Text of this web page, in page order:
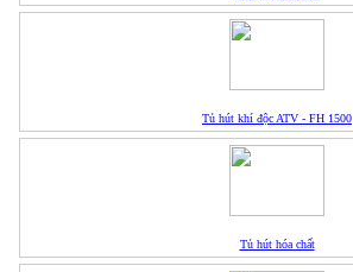
Tủ hút khí độc ATV - FH 1500
Tủ hút hóa chất